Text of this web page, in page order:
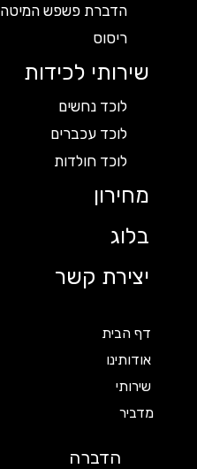
הדברת פשפש המיטה
ריסוס
שירותי לכידות
לוכד נחשים
לוכד עכברים
לוכד חולדות
מחירון
בלוג
יצירת קשר
דף הבית
אודותינו
שירותי
מדביר
הדברה